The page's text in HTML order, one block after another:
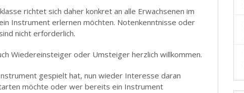
richtet sich daher konkret an alle Erwachsenen im
Instrument erlernen möchten. Notenkenntnisse oder
nicht erforderlich.
Wiedereinsteiger oder Umsteiger herzlich willkommen.
gespielt hat, nun wieder Interesse daran
möchte oder wer bereits ein Instrument